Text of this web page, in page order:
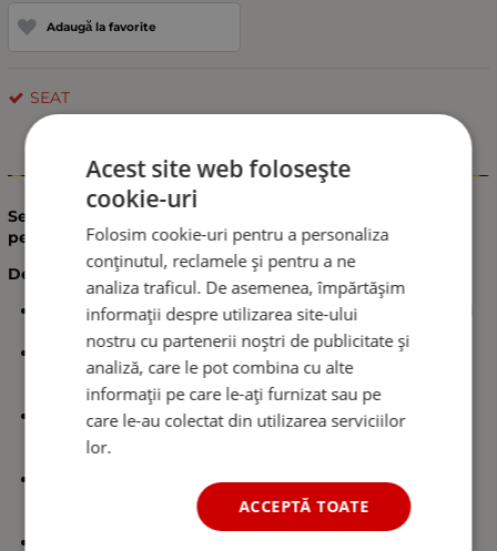
Adaugă la favorite
SEAT
Informații
Set covorase auto din cauciuc tip tavita 3D Erpassan
pentru SEAT ATECA I 2016+
Descriere:
Suprafață mată, antiderapantă, care asigură stabilitate și
împiedică alunecarea picioarelor în timpul conducerii.
Extrem de durabile, cu margini înalte (tip tavă), care
previn scurgerile de lichide și răspândirea murdăriei pe
mocheta mașinii.
Se potrivesc perfect cu forma podelei autoturismului,
fiind ușor de montat și demontat, fabricate exact pe
dimensiunile interiorului.
Impermeabile și rezistente la temperaturi ridicate și
scăzute, precum și la diverse substanțe care ar putea
murdări sau deteriora interiorul.
Acest site web folosește
cookie-uri
Folosim cookie-uri pentru a personaliza
conținutul, reclamele și pentru a ne
analiza traficul. De asemenea, împărtășim
informații despre utilizarea site-ului
nostru cu partenerii noștri de publicitate și
analiză, care le pot combina cu alte
informații pe care le-ați furnizat sau pe
care le-au colectat din utilizarea serviciilor
lor.
ACCEPTĂ TOATE